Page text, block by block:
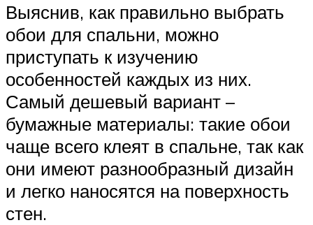
Выяснив, как правильно выбрать
обои для спальни, можно
приступать к изучению
особенностей каждых из них.
Самый дешевый вариант –
бумажные материалы: такие обои
чаще всего клеят в спальне, так как
они имеют разнообразный дизайн
и легко наносятся на поверхность
стен.